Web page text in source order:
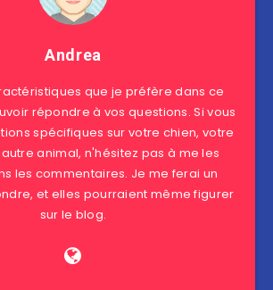
Andrea
que je préfère dans ce
répondre à vos questions. Si vous
spécifiques sur votre chien, votre
animal, n'hésitez pas à me les
les commentaires. Je me ferai un
et elles pourraient même figurer
sur le blog.